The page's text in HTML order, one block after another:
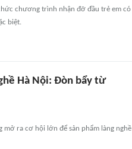
chương trình nhận đỡ đầu trẻ em có
biệt.
Hà Nội: Đòn bẩy từ
mở ra cơ hội lớn để sản phẩm làng nghề